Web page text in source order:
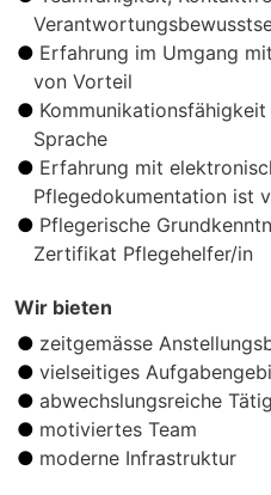
Erfahrung im Umgang
von Vorteil
Sprache
Erfahrung mit
Pflegedokumentation ist
Pflegerische
Zertifikat Pflegehelfer/in
Wir bieten
zeitgemässe
vielseitiges
abwechslungsreiche
moti­viertes Team
moderne Infrastruktur